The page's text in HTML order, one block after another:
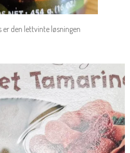
er den lettvinte løsningen